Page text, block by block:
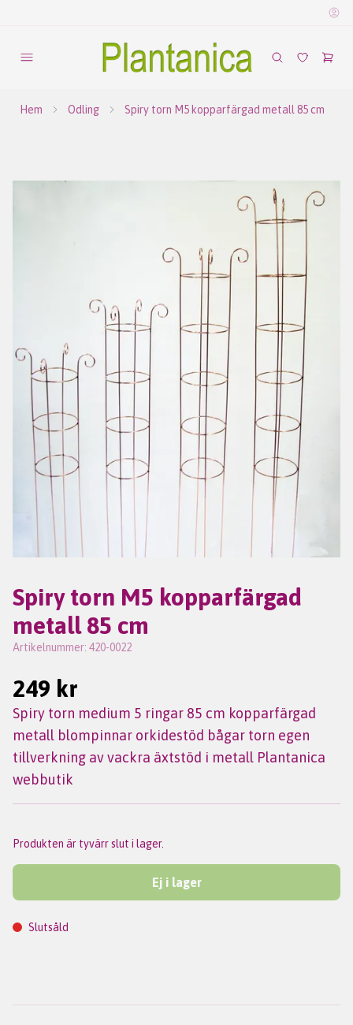
Hem Odling Spiry torn M5 kopparfärgad metall 85 cm
Spiry torn M5 kopparfärgad
metall 85 cm
Artikelnummer: 420-0022
249 kr
Spiry torn medium 5 ringar 85 cm kopparfärgad
metall blompinnar orkidestöd bågar torn egen
tillverkning av vackra äxtstöd i metall Plantanica
webbutik
Produkten är tyvärr slut i lager.
Ej i lager
Slutsåld